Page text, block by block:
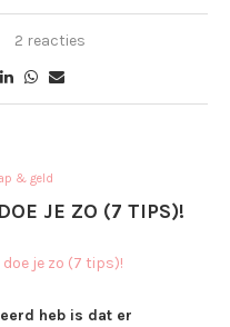
2 reacties
& geld
JE ZO (7 TIPS)!
heb is dat er